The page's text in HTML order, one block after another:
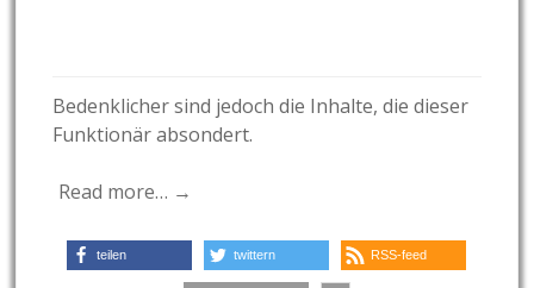
Bedenklicher sind jedoch die Inhalte, die dieser
Funktionär absondert.
Read more… →
teilen twittern RSS-feed